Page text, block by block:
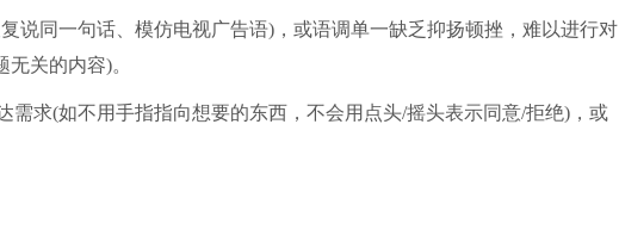
说同一句话、模仿电视广告语)，或语调单一缺乏抑扬顿挫，难以进行对
关的内容)。
需求(如不用手指指向想要的东西，不会用点头/摇头表示同意/拒绝)，或